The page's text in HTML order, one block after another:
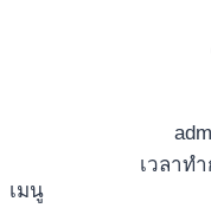
เวลาท
เมนู